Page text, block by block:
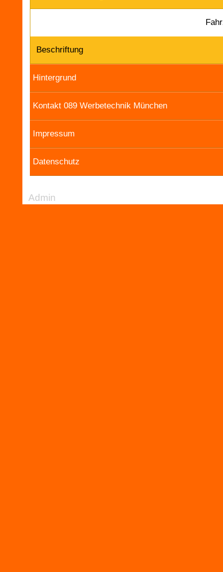
Beschriftung
Hintergrund
Kontakt 089 Werbetechnik München
Impressum
Datenschutz
Admin